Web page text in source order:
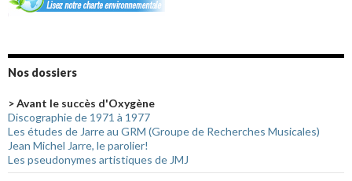
Nos dossiers
> Avant le succès d'Oxygène
Discographie de 1971 à 1977
Les études de Jarre au GRM (Groupe de Recherches Musicales)
Jean Michel Jarre, le parolier!
Les pseudonymes artistiques de JMJ